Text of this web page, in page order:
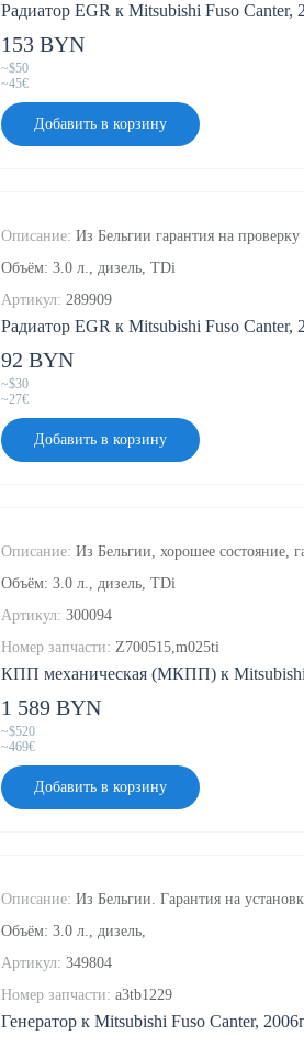
Радиатор EGR к Mitsubishi Fuso Canter,
153 BYN
~$50
~45€
Добавить в корзину
Радиатор EGR к Mitsubishi Fuso Canter,
Описание: Из Бельгии гарантия на
Объём: 3.0 л., дизель, TDi
Артикул: 289909
92 BYN
~$30
~27€
Добавить в корзину
КПП механическая (МКПП) к Mitsubishi
Описание: Из Бельгии, хорошее состояние,
Объём: 3.0 л., дизель, TDi
Артикул: 300094
Номер запчасти: Z700515,m025ti
1 589 BYN
~$520
~469€
Добавить в корзину
Генератор к Mitsubishi Fuso Canter,
Описание: Из Бельгии. Гарантия на
Объём: 3.0 л., дизель,
Артикул: 349804
Номер запчасти: a3tb1229